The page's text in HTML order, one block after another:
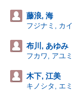
藤浪, 海
フジナミ, カイ
布川, あゆみ
フカワ, アユミ
木下, 江美
キノシタ, エミ